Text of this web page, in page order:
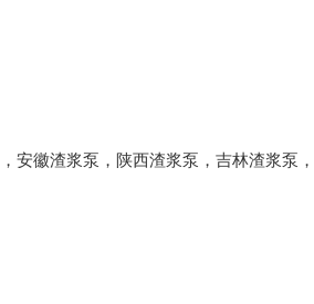
， 安徽渣浆泵 ， 陕西渣浆泵 ， 吉林渣浆泵 ，